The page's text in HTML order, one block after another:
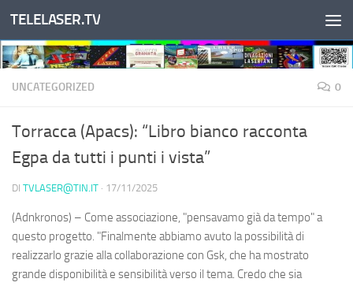
Salta al contenuto
TELELASER.TV
UNCATEGORIZED 0
Torracca (Apacs): “Libro bianco racconta
Egpa da tutti i punti i vista”
DI TVLASER@TIN.IT · 17/11/2025
(Adnkronos) – Come associazione, "pensavamo già da tempo" a
questo progetto. "Finalmente abbiamo avuto la possibilità di
realizzarlo grazie alla collaborazione con Gsk, che ha mostrato
grande disponibilità e sensibilità verso il tema. Credo che sia